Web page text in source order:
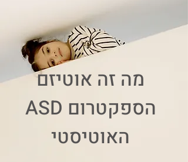
מה זה אוטיזם
​ASD הספקטרום
האוטיסטי